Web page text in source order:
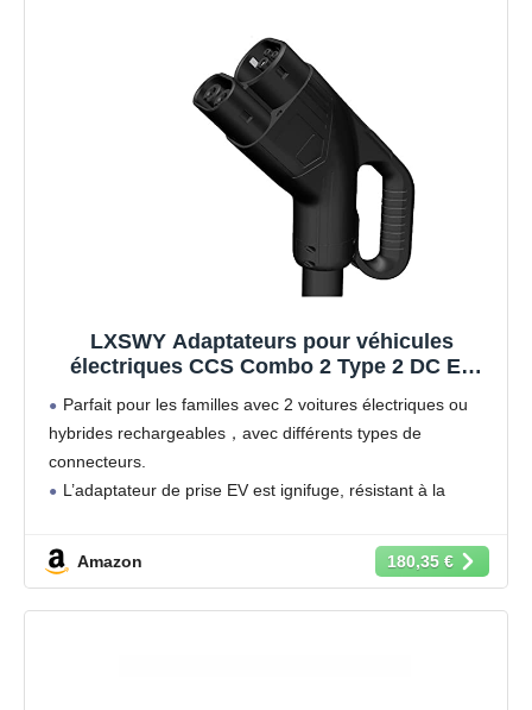
LXSWY Adaptateurs pour véhicules
électriques CCS Combo 2 Type 2 DC EV
Rapide EV Femelle sans câble for véhicule
électrique (Color : 150A)
Parfait pour les familles avec 2 voitures électriques ou
hybrides rechargeables，avec différents types de
connecteurs.
L’adaptateur de prise EV est ignifuge, résistant à la
Imperméable à l’eau, peut rester en permanence sur le
véhicule，qui peut être transporté partout facilement.
Amazon 180,35 €